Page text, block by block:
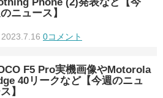
ニュース】
2023.7.16 0コメント
F5 Pro実機画像やMotorola
40リークなど【今週のニュ
】